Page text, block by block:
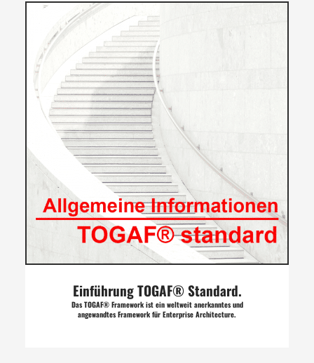
Einführung TOGAF® Standard.
Das TOGAF® Framework ist ein weltweit anerkanntes und
angewandtes Framework für Enterprise Architecture.